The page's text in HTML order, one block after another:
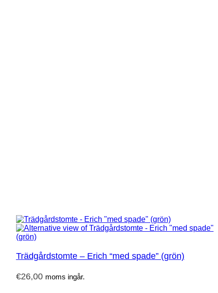
Trädgårdstomte – Erich “med spade” (grön)
€26,00 moms ingår.